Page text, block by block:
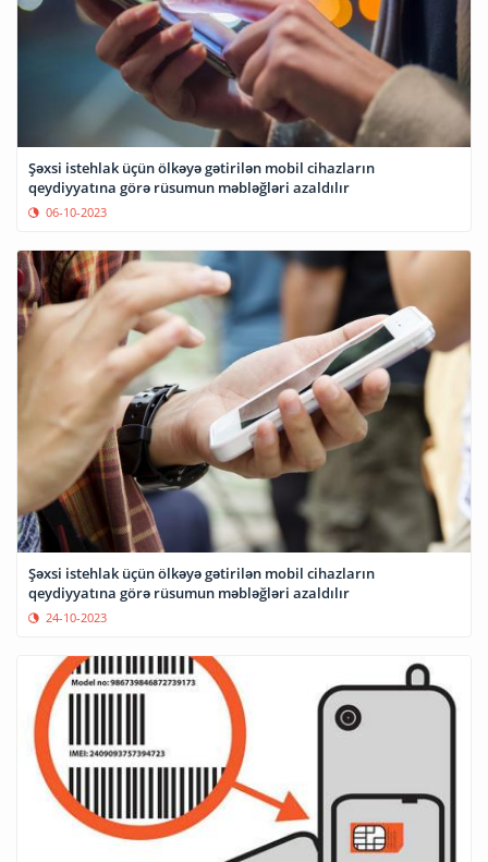
Şəxsi istehlak üçün ölkəyə gətirilən mobil cihazların
qeydiyyatına görə rüsumun məbləğləri azaldılır
06-10-2023
Şəxsi istehlak üçün ölkəyə gətirilən mobil cihazların
qeydiyyatına görə rüsumun məbləğləri azaldılır
24-10-2023